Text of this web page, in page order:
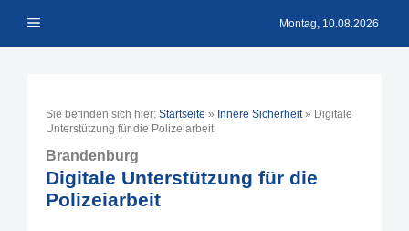
Inhalt Menü Montag, 10.08.2026
Sie befinden sich hier: Startseite » Innere Sicherheit» Digitale
Unterstützung für die Polizeiarbeit
Brandenburg
Digitale Unterstützung für die
Polizeiarbeit